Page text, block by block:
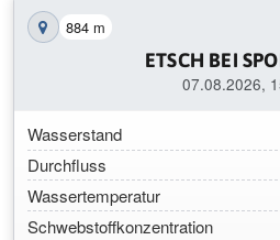
Station auf der Karte anzeigen
884 m
ETSCH BEI
07.08.2026,
Wasserstand
Durchfluss
Wassertemperatur
Schwebstoffkonzentration